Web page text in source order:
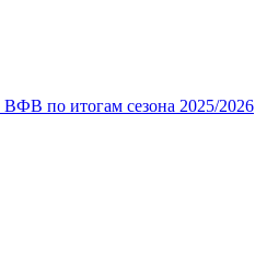
ВФВ по итогам сезона 2025/2026